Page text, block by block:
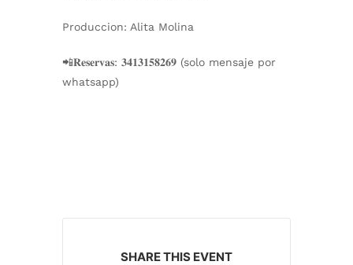
Produccion: Alita Molina
📲𝐑𝐞𝐬𝐞𝐫𝐯𝐚𝐬: 𝟑𝟒𝟏𝟑𝟏𝟓𝟖𝟐𝟔𝟗 (solo mensaje por
whatsapp)
SHARE THIS EVENT